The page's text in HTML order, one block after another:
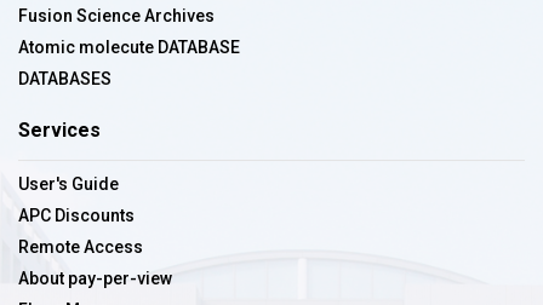
Fusion Science Archives
Atomic molecute DATABASE
DATABASES
Services
User's Guide
APC Discounts
Remote Access
About pay-per-view